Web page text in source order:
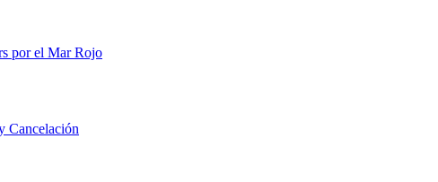
por el Mar Rojo
Cancelación